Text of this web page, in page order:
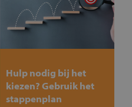
Hulp nodig bij het
kiezen? Gebruik het
stappenplan